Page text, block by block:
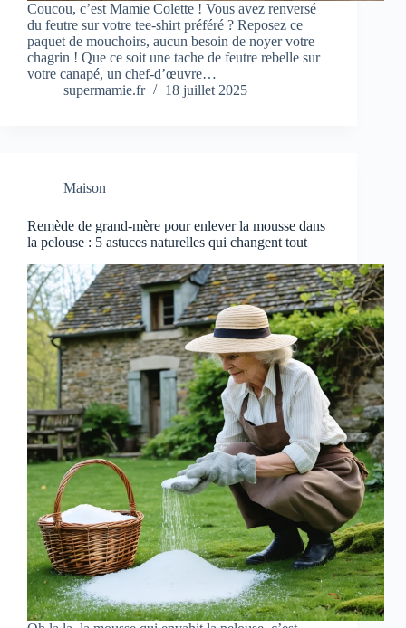
Coucou, c’est Mamie Colette ! Vous avez renversé
du feutre sur votre tee-shirt préféré ? Reposez ce
paquet de mouchoirs, aucun besoin de noyer votre
chagrin ! Que ce soit une tache de feutre rebelle sur
votre canapé, un chef-d’œuvre…
supermamie.fr
18 juillet 2025
Maison
Remède de grand-mère pour enlever la mousse dans
la pelouse : 5 astuces naturelles qui changent tout